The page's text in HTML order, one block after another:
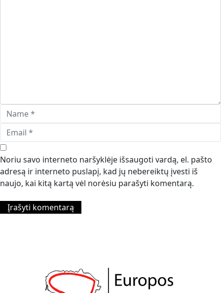
Noriu savo interneto naršyklėje išsaugoti vardą, el. pašto
adresą ir interneto puslapį, kad jų nebereiktų įvesti iš
naujo, kai kitą kartą vėl norėsiu parašyti komentarą.